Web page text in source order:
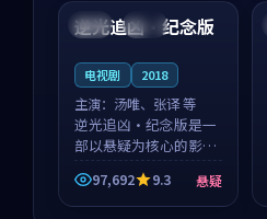
遇到告别都浸着真实情
法国 高分
逆光追凶·纪念版
电视剧 2018
主演： 汤唯、张译 等
逆光追凶·纪念版是一
部以悬疑为核心的影视
作品，围绕危机、反转
与人物成长展开，整体
节奏紧凑，值得推荐观
97,692 9.3 悬疑